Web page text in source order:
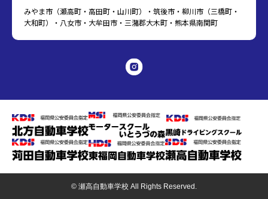
みやま市（瀬高町・高田町・山川町）・筑後市・柳川市（三橋町・
大和町）・八女市・大牟田市・三潴郡大木町・熊本県南関町
© 瀬高自動車学校 All Rights Reserved.